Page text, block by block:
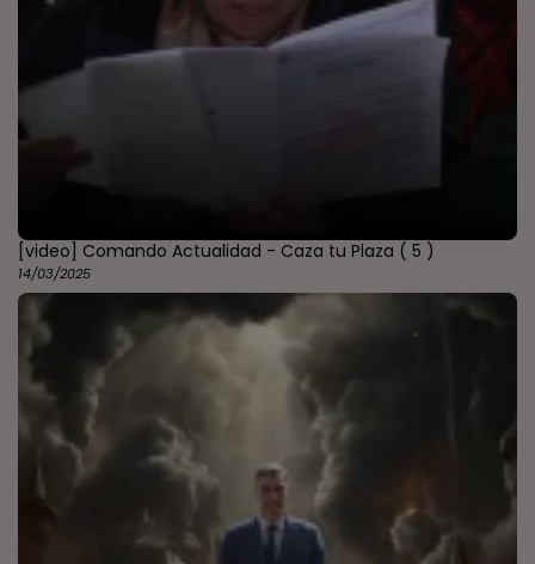
[video] Comando Actualidad - Caza tu Plaza ( 5 )
14/03/2025